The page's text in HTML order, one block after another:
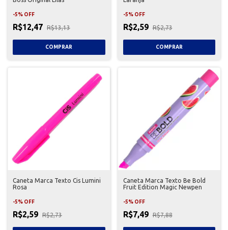
-5% OFF
R$12,47 R$13,13
-5% OFF
R$2,59 R$2,73
Caneta Marca Texto Cis Lumini
Rosa
-5% OFF
R$2,59 R$2,73
Caneta Marca Texto Be Bold
Fruit Edition Magic Newpen
-5% OFF
R$7,49 R$7,88